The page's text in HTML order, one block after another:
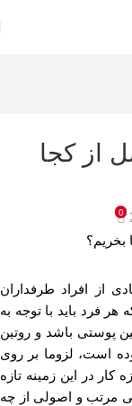
از کجا
0
از افراد طرفداران
فرد باید با توجه به
پوستی باشد و روتین
است، لزوما بر روی
کار در این زمینه تازه
مرتب و اصولی از چه